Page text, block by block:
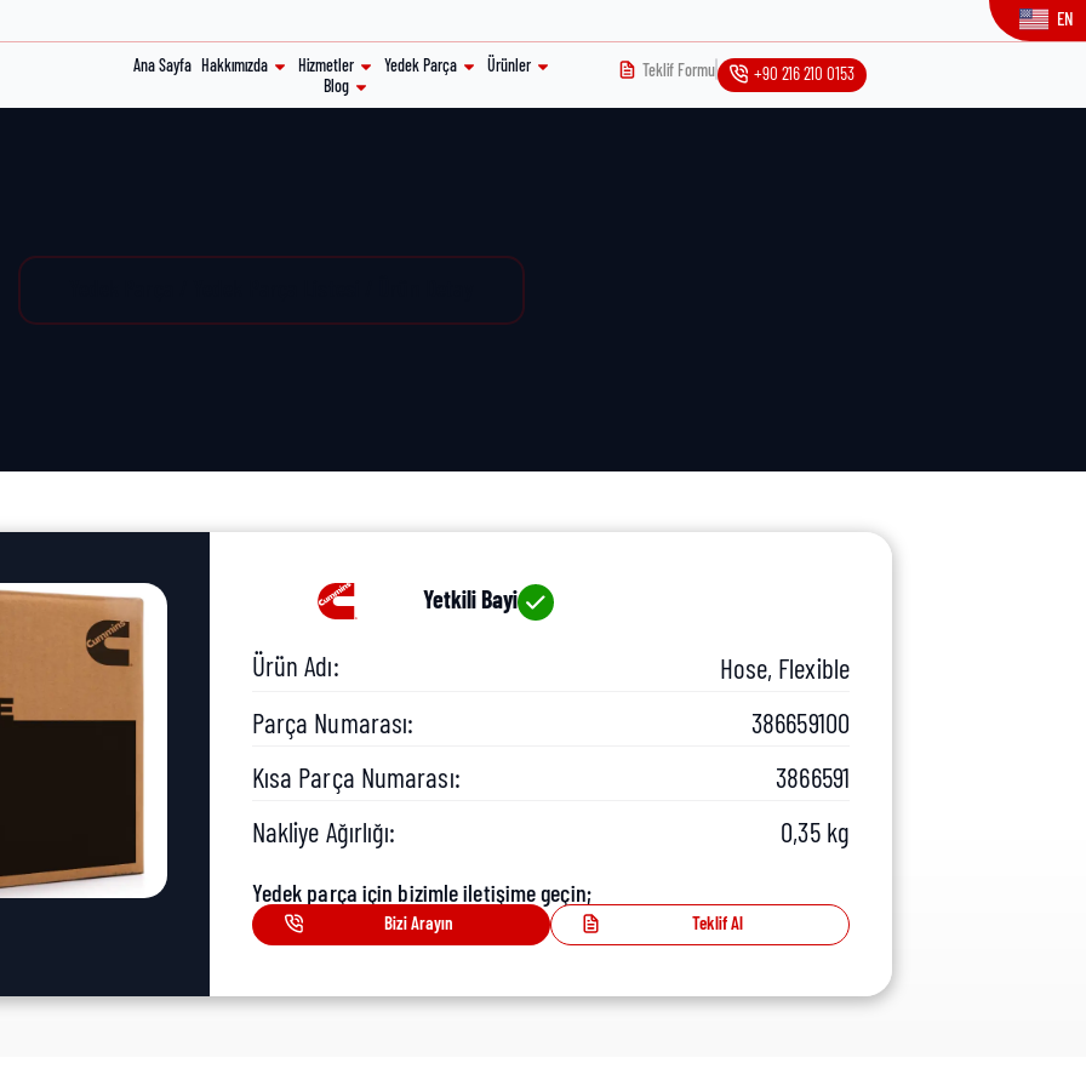
EN
Ana Sayfa Hakkımızda Hizmetler Yedek Parça
Ürünler
Blog
Teklif Formu +90 216 210 0153
Yetkili Bayi
Ürün Adı:
Hose, Flexible
Parça Numarası:
386659100
Kısa Parça Numarası:
3866591
Nakliye Ağırlığı:
0,35 kg
Yedek parça için bizimle iletişime geçin;
Bizi Arayın Teklif Al